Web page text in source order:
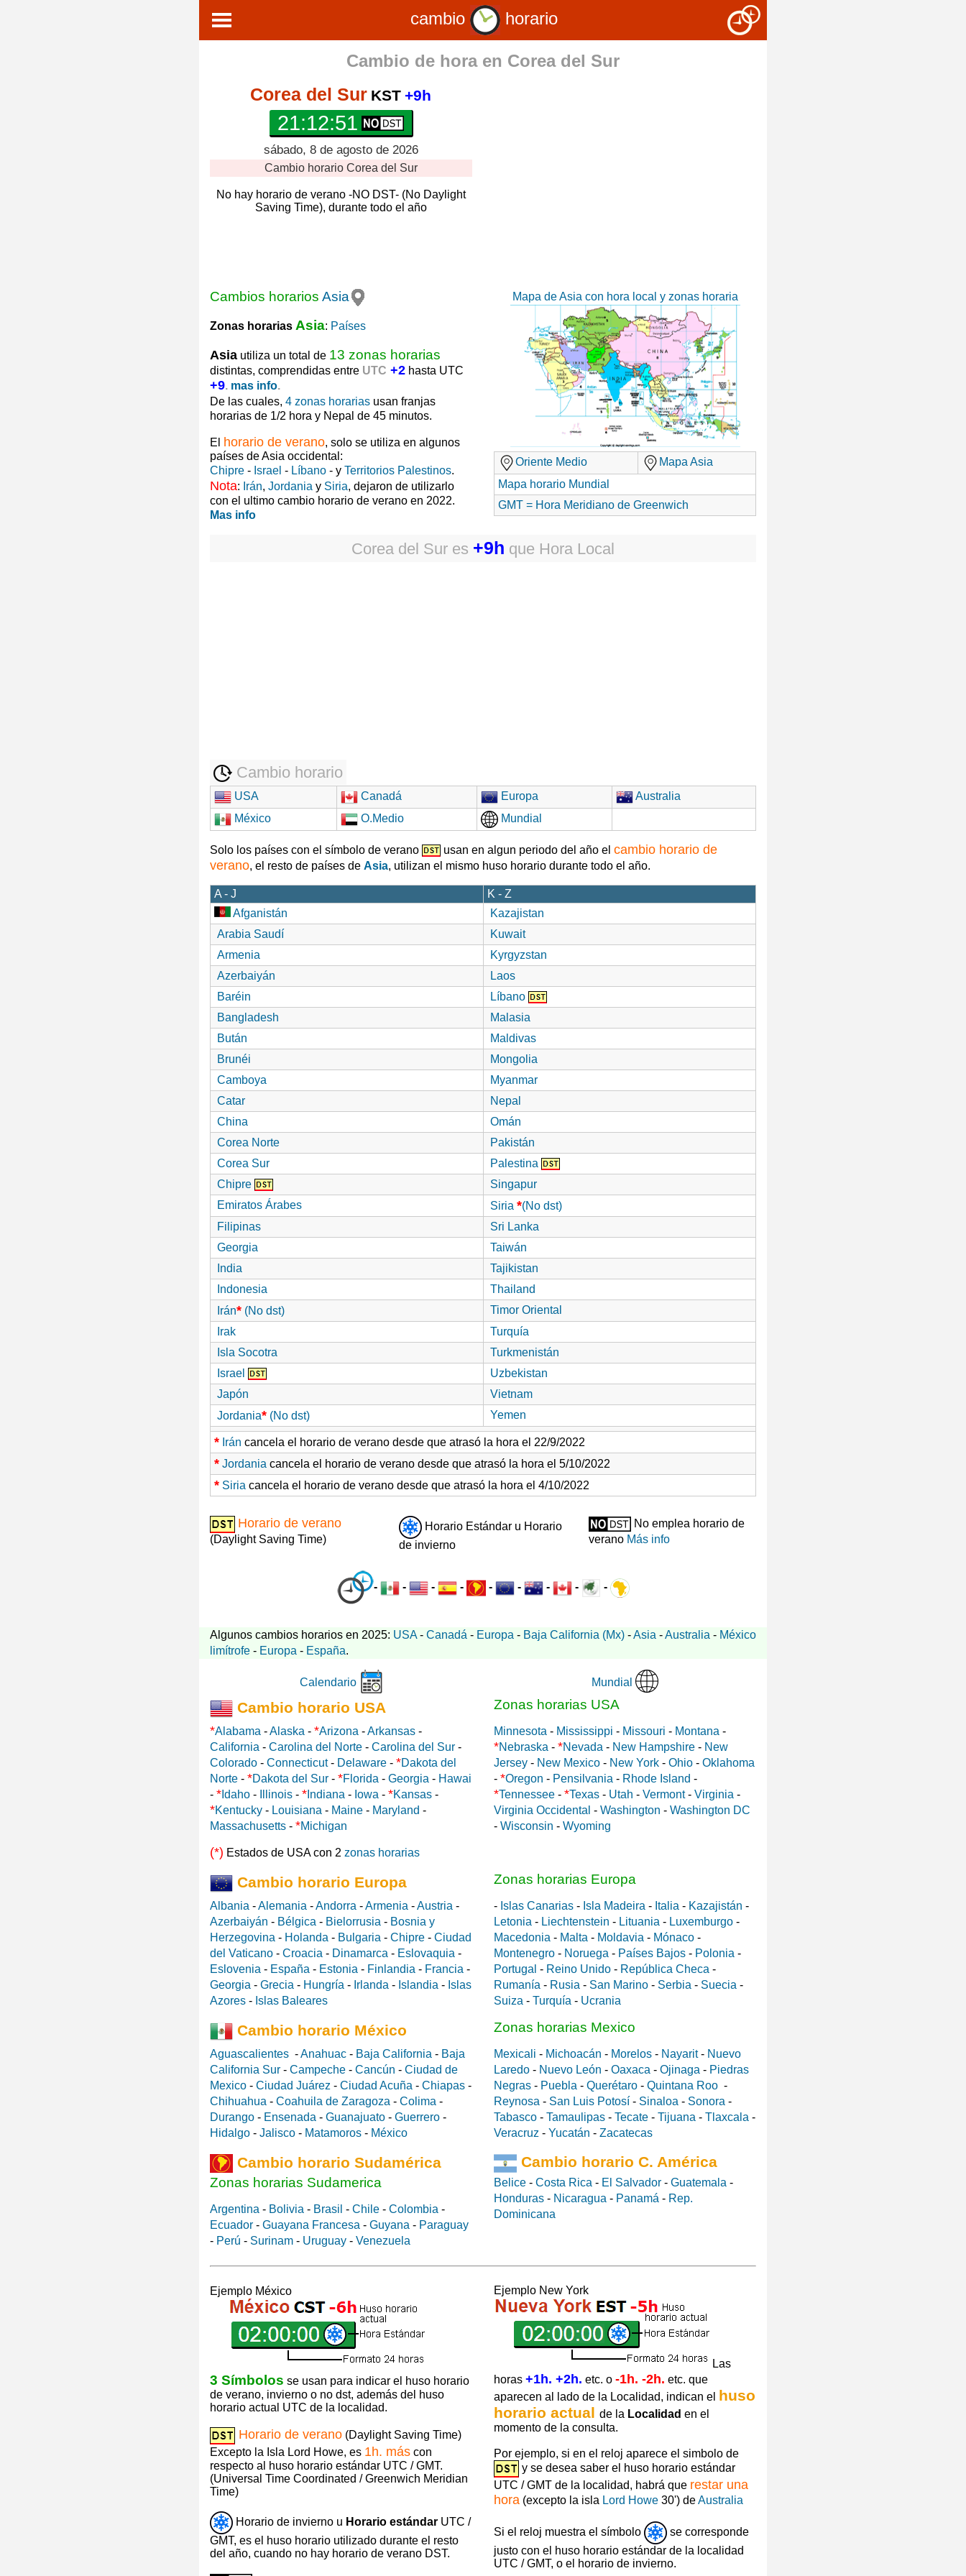
cambio horario
Cambio de hora en Corea del Sur
Corea del Sur KST +9h
21:12:52
sábado, 8 de agosto de 2026
Cambio horario Corea del Sur
No hay horario de verano -NO DST- (No Daylight
Saving Time), durante todo el año
Cambios horarios Asia
Zonas horarias Asia: Países
Asia utiliza un total de 13 zonas horarias
distintas, comprendidas entre UTC +2 hasta UTC
+9. mas info.
De las cuales, 4 zonas horarias usan franjas
horarias de 1/2 hora y Nepal de 45 minutos.
El horario de verano, solo se utiliza en algunos
países de Asia occidental:
Chipre - Israel - Líbano - y Territorios Palestinos.
Nota: Irán, Jordania y Siria, dejaron de utilizarlo
con el ultimo cambio horario de verano en 2022.
Mas info
Mapa de Asia con hora local y zonas horaria
Oriente Medio
Mapa Asia
Mapa horario Mundial
GMT = Hora Meridiano de Greenwich
Corea del Sur es +9h que Hora Local
Cambio horario
USA Canadá Europa
Australia
México
O.Medio Mundial
Solo los países con el símbolo de verano usan en algun periodo del año el cambio horario de
verano, el resto de países de Asia, utilizan el mismo huso horario durante todo el año.
A - J
K - Z
Afganistán
Kazajistan
Arabia Saudí
Kuwait
Armenia
Kyrgyzstan
Azerbaiyán
Laos
Baréin
Líbano
Bangladesh
Malasia
Bután
Maldivas
Brunéi
Mongolia
Camboya
Myanmar
Catar
Nepal
China
Omán
Corea Norte
Pakistán
Corea Sur
Palestina
Chipre
Singapur
Emiratos Árabes
Siria *(No dst)
Filipinas
Sri Lanka
Georgia
Taiwán
India
Tajikistan
Indonesia
Thailand
Irán* (No dst)
Timor Oriental
Irak
Turquía
Isla Socotra
Turkmenistán
Israel
Uzbekistan
Japón
Vietnam
Jordania* (No dst) Yemen
* Irán cancela el horario de verano desde que atrasó la hora el 22/9/2022
* Jordania cancela el horario de verano desde que atrasó la hora el 5/10/2022
* Siria cancela el horario de verano desde que atrasó la hora el 4/10/2022
Horario de verano
(Daylight Saving Time)
Horario Estándar u Horario
de invierno
No emplea horario de
verano Más info
- - - - - - - - -
Algunos cambios horarios en 2025: USA- Canadá - Europa - Baja California (Mx) -Asia -Australia - México
limítrofe - Europa - España.
Calendario Mundial
Cambio horario USA Zonas horarias USA
*Alabama -Alaska - *Arizona -Arkansas -
California - Carolina del Norte - Carolina del Sur -
Colorado - Connecticut- Delaware - *Dakota del
Norte - *Dakota del Sur - *Florida - Georgia - Hawai
- * Idaho - Illinois - * Indiana - Iowa - *Kansas -
*Kentucky - Louisiana - Maine - Maryland -
Massachusetts - *Michigan
Minnesota - Mississippi - Missouri - Montana -
*Nebraska - *Nevada - New Hampshire - New
Jersey - New Mexico - New York - Ohio - Oklahoma
- *Oregon - Pensilvania - Rhode Island -
*Tennessee - *Texas - Utah - Vermont- Virginia -
Virginia Occidental - Washington - Washington DC
- Wisconsin - Wyoming
(*) Estados de USA con 2 zonas horarias
Cambio horario Europa Zonas horarias Europa
Albania -Alemania -Andorra -Armenia -Austria -
Azerbaiyán - Bélgica - Bielorrusia - Bosnia y
Herzegovina - Holanda - Bulgaria - Chipre - Ciudad
del Vaticano - Croacia - Dinamarca - Eslovaquia -
Eslovenia - España - Estonia - Finlandia - Francia -
Georgia - Grecia - Hungría - Irlanda - Islandia - Islas
Azores - Islas Baleares
- Islas Canarias - Isla Madeira - Italia - Kazajistán -
Letonia - Liechtenstein - Lituania - Luxemburgo -
Macedonia - Malta - Moldavia - Mónaco -
Montenegro - Noruega - Países Bajos - Polonia -
Portugal - Reino Unido - República Checa -
Rumanía - Rusia - San Marino - Serbia - Suecia -
Suiza - Turquía - Ucrania
Cambio horario México Zonas horarias Mexico
Aguascalientes -Anahuac - Baja California - Baja
California Sur - Campeche - Cancún - Ciudad de
Mexico - Ciudad Juárez - Ciudad Acuña - Chiapas -
Chihuahua - Coahuila de Zaragoza - Colima -
Durango - Ensenada - Guanajuato - Guerrero -
Hidalgo - Jalisco - Matamoros - México
Mexicali - Michoacán - Morelos - Nayarit- Nuevo
Laredo - Nuevo León - Oaxaca - Ojinaga - Piedras
Negras - Puebla - Querétaro - Quintana Roo -
Reynosa - San Luis Potosí - Sinaloa - Sonora -
Tabasco - Tamaulipas - Tecate - Tijuana - Tlaxcala -
Veracruz - Yucatán - Zacatecas
Cambio horario Sudamérica
Zonas horarias Sudamerica
Argentina - Bolivia - Brasil - Chile - Colombia -
Ecuador - Guayana Francesa - Guyana - Paraguay
- Perú - Surinam - Uruguay - Venezuela
Cambio horario C. América
Belice - Costa Rica - El Salvador - Guatemala -
Honduras - Nicaragua - Panamá - Rep.
Dominicana
Ejemplo México
3 Símbolos se usan para indicar el huso horario
de verano, invierno o no dst, además del huso
horario actual UTC de la localidad.
Horario de verano (Daylight Saving Time)
Excepto la Isla Lord Howe, es 1h. más con
respecto al huso horario estándar UTC / GMT.
(Universal Time Coordinated / Greenwich Meridian
Time)
Horario de invierno u Horario estándar UTC /
GMT, es el huso horario utilizado durante el resto
del año, cuando no hay horario de verano DST.
Ejemplo New York
Las
horas +1h. +2h. etc. o -1h. -2h. etc. que
aparecen al lado de la Localidad, indican el huso
horario actual de la Localidad en el
momento de la consulta.
Por ejemplo, si en el reloj aparece el simbolo de
y se desea saber el huso horario estándar
UTC / GMT de la localidad, habrá que restar una
hora (excepto la isla Lord Howe 30') deAustralia
Si el reloj muestra el símbolo
se corresponde
justo con el huso horario estándar de la localidad
UTC / GMT, o el horario de invierno.